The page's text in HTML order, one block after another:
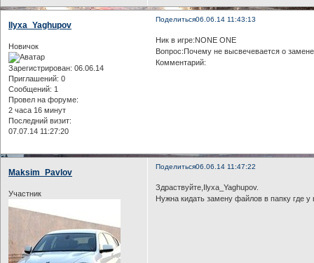
Поделиться06.06.14 11:43:13
Ilyxa_Yaghupov
Новичок
Зарегистрирован: 06.06.14
Приглашений: 0
Сообщений: 1
Провел на форуме:
2 часа 16 минут
Последний визит:
07.07.14 11:27:20
Ник в игре:NONE ONE
Вопрос:Почему не высвечевается о
Комментарий:
Поделиться06.06.14 11:47:22
Maksim_Pavlov
Участник
Здраствуйте,Ilyxa_Yaghupov.
Нужна кидать замену файлов в папку где у